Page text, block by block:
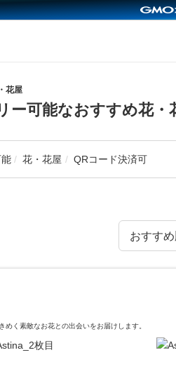
花屋
ー可能なおすすめ花・
花・花屋 QRコード決済可
く素敵なお花との出会いをお届けします。